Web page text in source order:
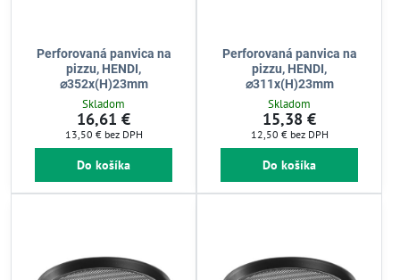
Perforovaná panvica na
pizzu, HENDI,
⌀352x(H)23mm
Skladom
16,61 €
13,50 € bez DPH
Do košíka
Perforovaná panvica na
pizzu, HENDI,
⌀311x(H)23mm
Skladom
15,38 €
12,50 € bez DPH
Do košíka